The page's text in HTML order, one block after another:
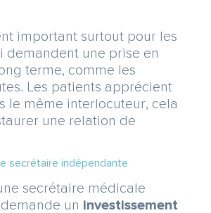
important surtout pour les
demandent une prise en
terme, comme les
Les patients apprécient
le même interlocuteur, cela
une relation de
secrétaire indépendante
secrétaire médicale
un investissement